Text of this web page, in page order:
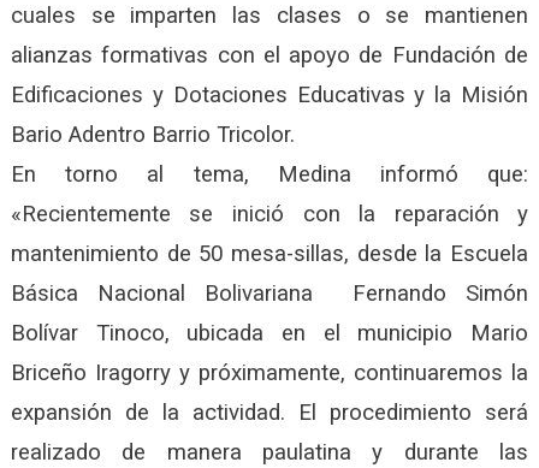
cuales se imparten las clases o se mantienen
alianzas formativas con el apoyo de Fundación de
Edificaciones y Dotaciones Educativas y la Misión
Bario Adentro Barrio Tricolor.
En torno al tema, Medina informó que:
«Recientemente se inició con la reparación y
mantenimiento de 50 mesa-sillas, desde la Escuela
Básica Nacional Bolivariana Fernando Simón
Bolívar Tinoco, ubicada en el municipio Mario
Briceño Iragorry y próximamente, continuaremos la
expansión de la actividad. El procedimiento será
realizado de manera paulatina y durante las